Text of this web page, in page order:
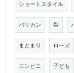
ショートスタイル
バリカン 梨
まとまり ローズ
コンビニ 子ども